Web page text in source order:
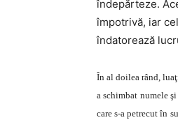
îndepărteze.
împotrivă, iar
îndatorează
În al doilea rând,
a schimbat numele
care s-a petrecut în